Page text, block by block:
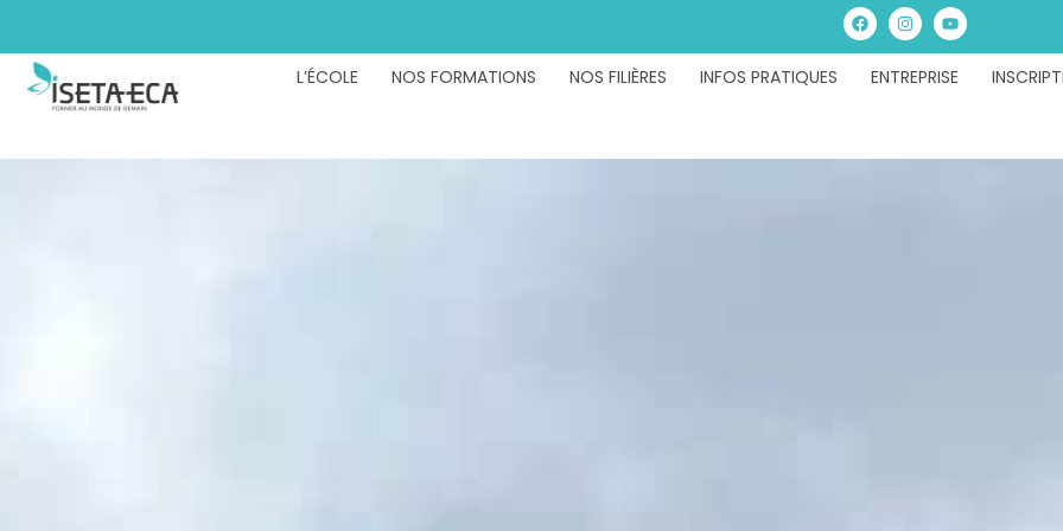
L’ÉCOLE NOS FORMATIONS NOS FILIÈRES INFOS PRATIQUES ENTREPRISE